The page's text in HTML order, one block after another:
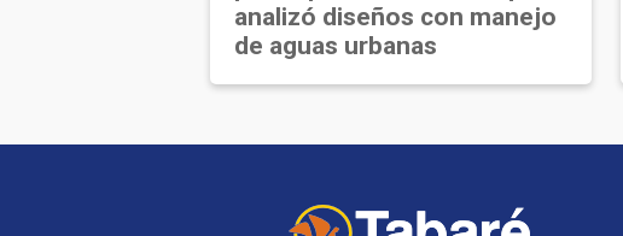
analizó diseños con manejo
de aguas urbanas